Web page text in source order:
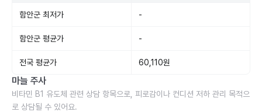
함안군 최저가 -
함안군 평균가 -
전국 평균가 60,110원
마늘 주사
비타민 B1 유도체 관련 상담 항목으로, 피로감이나 컨디션 저하 관리 목적으
로 상담될 수 있어요.